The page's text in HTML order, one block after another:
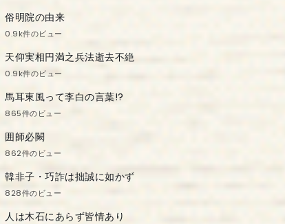
俗明院の由来
0.9k件のビュー
天仰実相円満之兵法逝去不絶
0.9k件のビュー
馬耳東風って李白の言葉!?
865件のビュー
囲師必闕
862件のビュー
韓非子・巧詐は拙誠に如かず
828件のビュー
人は木石にあらず皆情あり